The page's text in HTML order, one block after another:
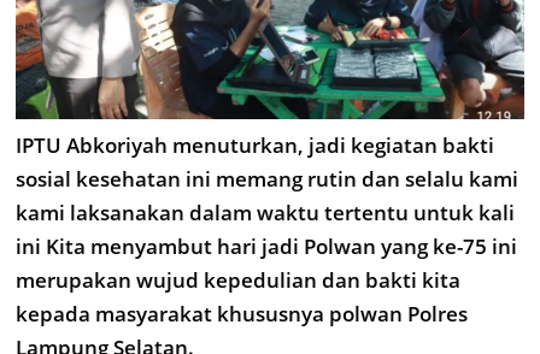
IPTU Abkoriyah menuturkan, jadi kegiatan bakti
sosial kesehatan ini memang rutin dan selalu kami
kami laksanakan dalam waktu tertentu untuk kali
ini Kita menyambut hari jadi Polwan yang ke-75 ini
merupakan wujud kepedulian dan bakti kita
kepada masyarakat khususnya polwan Polres
Lampung Selatan.